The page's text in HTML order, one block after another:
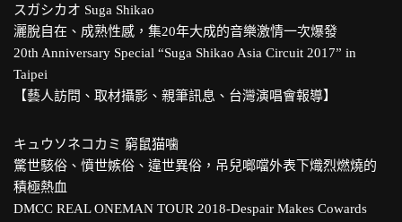
スガシカオ Suga Shikao
灑脫自在、成熟性感，集20年大成的音樂激情一次爆發
20th Anniversary Special “Suga Shikao Asia Circuit 2017” in
Taipei
【藝人訪問、取材攝影、親筆訊息、台灣演唱會報導】
キュウソネコカミ 窮鼠猫噛
驚世駭俗、憤世嫉俗、違世異俗，吊兒啷噹外表下熾烈燃燒的
積極熱血
DMCC REAL ONEMAN TOUR 2018-Despair Makes Cowards